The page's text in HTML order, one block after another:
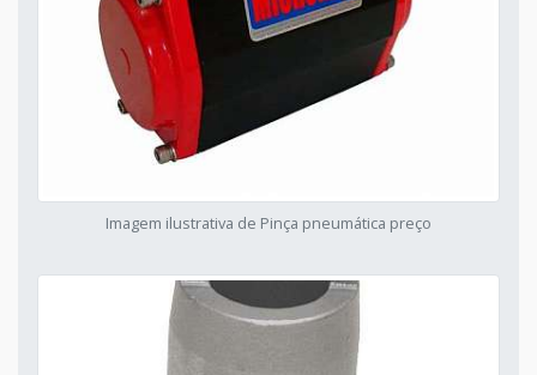
Imagem ilustrativa de Pinça pneumática preço